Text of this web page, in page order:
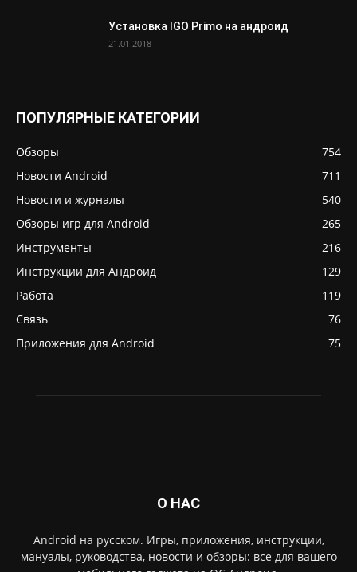
Установка IGO Primo на андроид
21.01.2018
ПОПУЛЯРНЫЕ КАТЕГОРИИ
Обзоры
754
Новости Android
711
Новости и журналы
540
Обзоры игр для Android
265
Инструменты
216
Инструкции для Андроид
129
Работа
119
Связь
76
Приложения для Android
75
О НАС
Android на русском. Игры, приложения, инструкции,
мануалы, руководства, новости и обзоры: все для вашего